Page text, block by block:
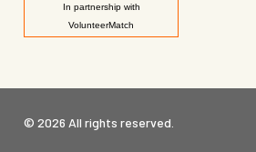
In partnership with
VolunteerMatch
© 2026 All rights reserved.